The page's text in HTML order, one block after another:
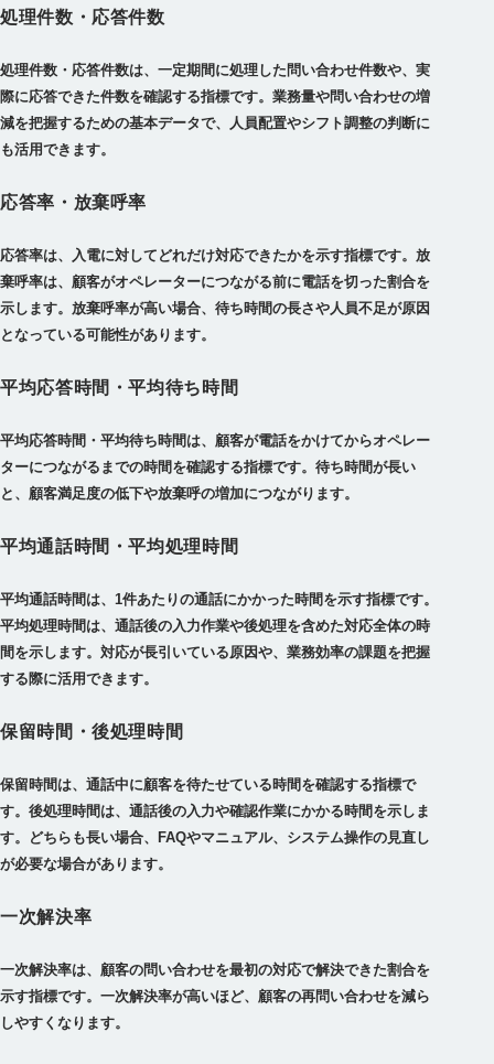
処理件数・応答件数
処理件数・応答件数は、一定期間に処理した問い合わせ件数や、実
際に応答できた件数を確認する指標です。業務量や問い合わせの増
減を把握するための基本データで、人員配置やシフト調整の判断に
も活用できます。
応答率・放棄呼率
応答率は、入電に対してどれだけ対応できたかを示す指標です。放
棄呼率は、顧客がオペレーターにつながる前に電話を切った割合を
示します。放棄呼率が高い場合、待ち時間の長さや人員不足が原因
となっている可能性があります。
平均応答時間・平均待ち時間
平均応答時間・平均待ち時間は、顧客が電話をかけてからオペレー
ターにつながるまでの時間を確認する指標です。待ち時間が長い
と、顧客満足度の低下や放棄呼の増加につながります。
平均通話時間・平均処理時間
平均通話時間は、1件あたりの通話にかかった時間を示す指標です。
平均処理時間は、通話後の入力作業や後処理を含めた対応全体の時
間を示します。対応が長引いている原因や、業務効率の課題を把握
する際に活用できます。
保留時間・後処理時間
保留時間は、通話中に顧客を待たせている時間を確認する指標で
す。後処理時間は、通話後の入力や確認作業にかかる時間を示しま
す。どちらも長い場合、FAQやマニュアル、システム操作の見直し
が必要な場合があります。
一次解決率
一次解決率は、顧客の問い合わせを最初の対応で解決できた割合を
示す指標です。一次解決率が高いほど、顧客の再問い合わせを減ら
しやすくなります。